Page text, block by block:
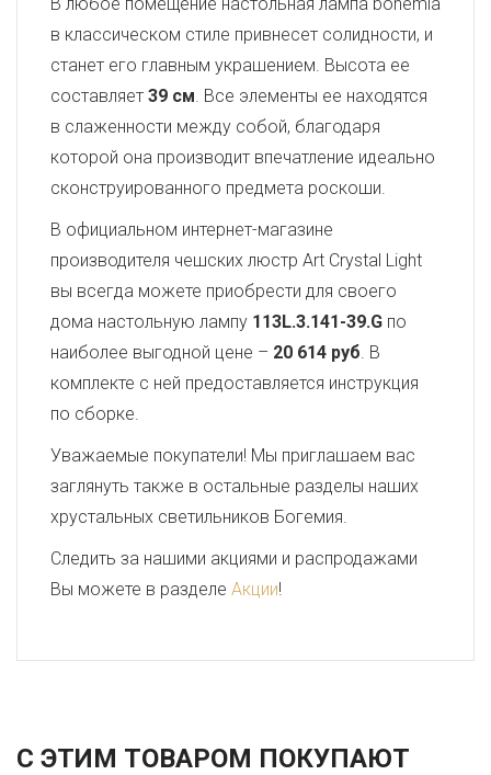
в классическом стиле привнесет солидности, и
станет его главным украшением. Высота ее
составляет 39 см. Все элементы ее находятся
в слаженности между собой, благодаря
которой она производит впечатление идеально
сконструированного предмета роскоши.
В официальном интернет-магазине
производителя чешских люстр Art Crystal Light
вы всегда можете приобрести для своего
дома настольную лампу 113L.3.141-39.G по
наиболее выгодной цене – 20 614 руб. В
комплекте с ней предоставляется инструкция
по сборке.
Уважаемые покупатели! Мы приглашаем вас
заглянуть также в остальные разделы наших
хрустальных светильников Богемия.
Следить за нашими акциями и распродажами
Вы можете в разделе Акции!
С ЭТИМ ТОВАРОМ ПОКУПАЮТ